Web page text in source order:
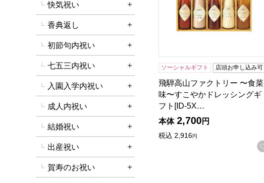
ソーシャルギフト 店頭お申し込み可
飛騨高山ファクトリー 〜食菜
味〜すこやかドレッシングギ
フト[ID-5X…
本体 2,700円
税込 2,916円
快気祝い
詳細を開く
香典返し
詳細を開く
初節句内祝い
詳細を開く
七五三内祝い
詳細を開く
入園入学内祝い
詳細を開く
成人内祝い
詳細を開く
結婚祝い
詳細を開く
出産祝い
詳細を開く
賀寿のお祝い
詳細を開く